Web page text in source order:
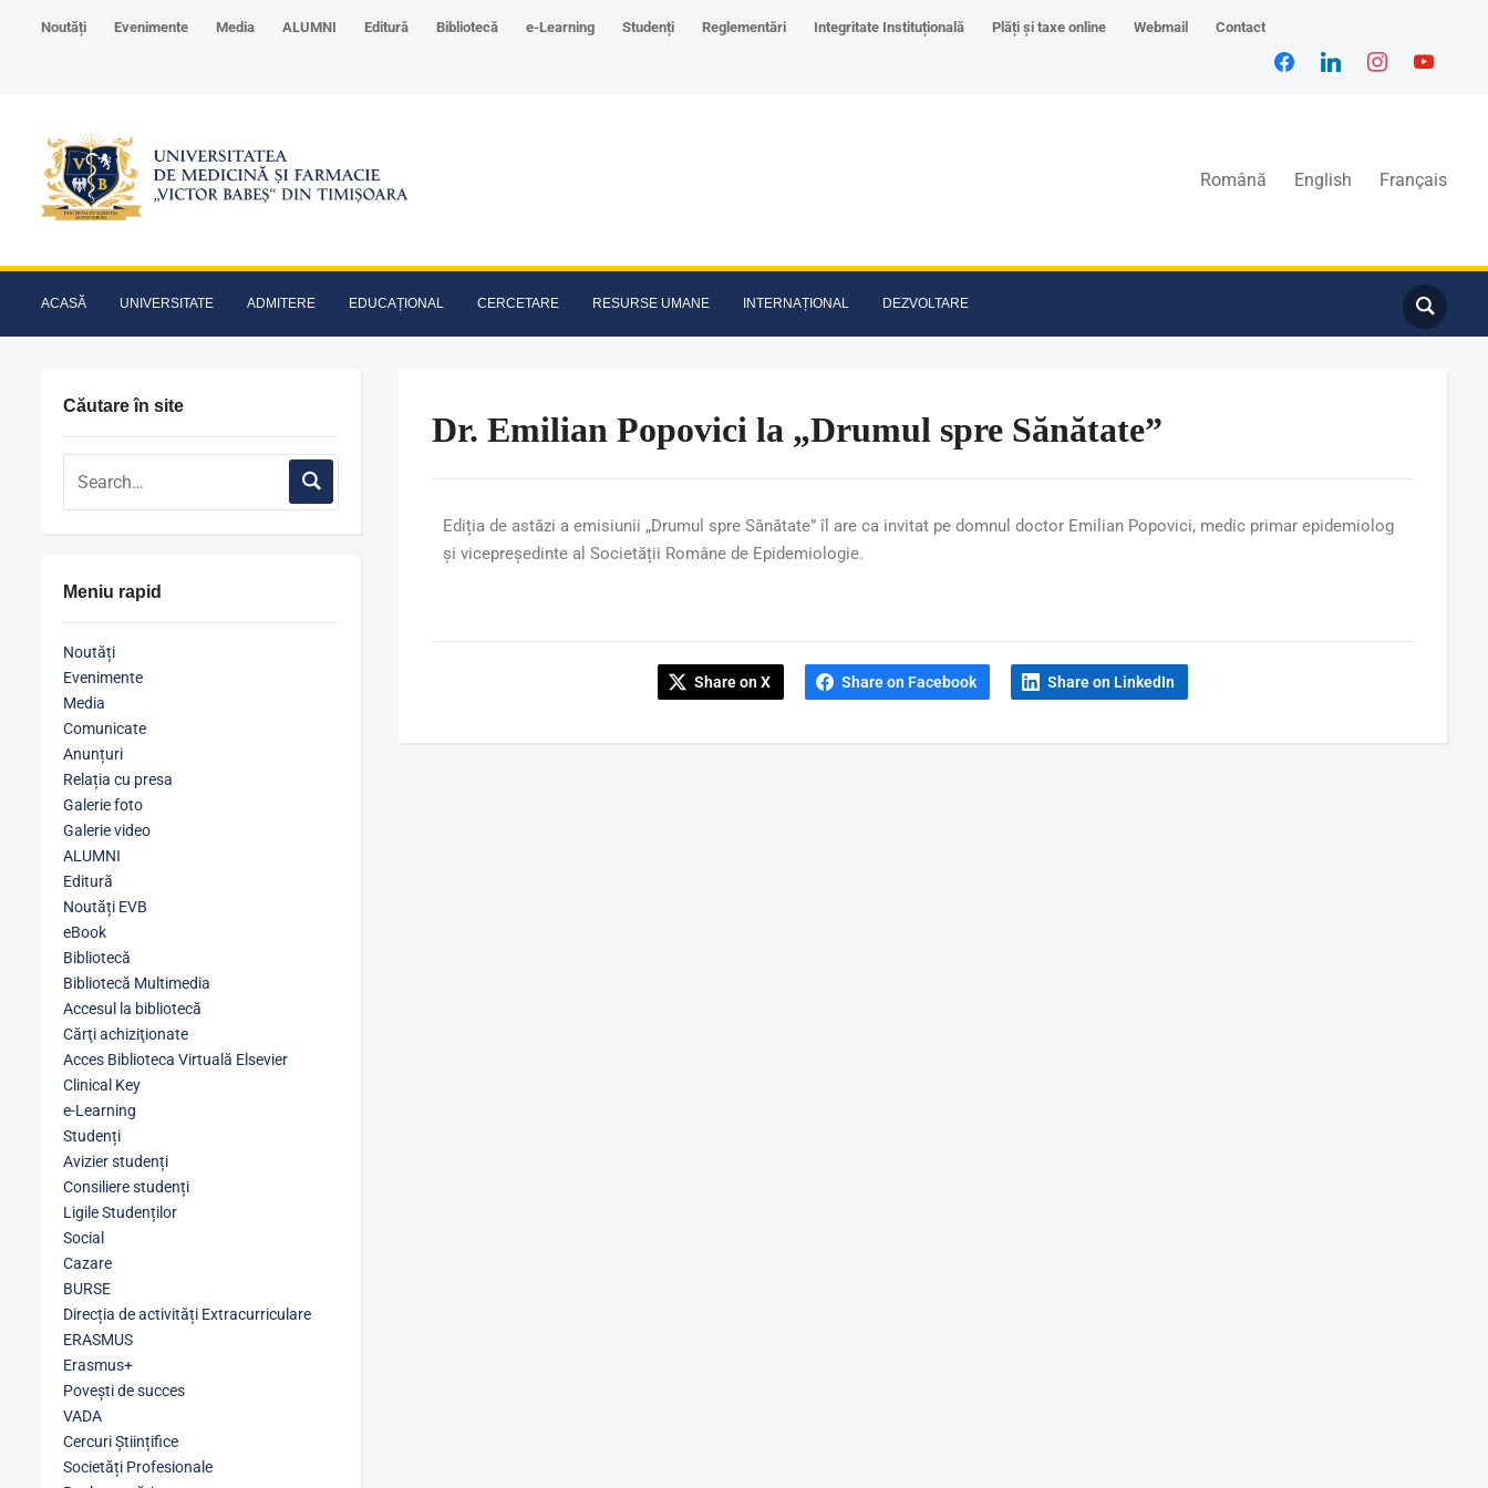
Noutăți Evenimente Media ALUMNI Editură Bibliotecă e-Learning Studenți Reglementări Integritate Instituțională Plăți și taxe online Webmail Contact
Română English Français
ACASĂ UNIVERSITATE ADMITERE EDUCAȚIONAL CERCETARE RESURSE UMANE INTERNAȚIONAL DEZVOLTARE
Căutare în site
Meniu rapid
Noutăți
Evenimente
Media
Comunicate
Anunțuri
Relația cu presa
Galerie foto
Galerie video
ALUMNI
Editură
Noutăți EVB
eBook
Bibliotecă
Bibliotecă Multimedia
Accesul la bibliotecă
Cărţi achiziţionate
Acces Biblioteca Virtuală Elsevier
Clinical Key
e-Learning
Studenți
Avizier studenți
Consiliere studenți
Ligile Studenților
Social
Cazare
BURSE
Direcția de activități Extracurriculare
ERASMUS
Erasmus+
Povești de succes
VADA
Cercuri Științifice
Societăți Profesionale
Dr. Emilian Popovici la „Drumul spre Sănătate”
Ediția de astăzi a emisiunii „Drumul spre Sănătate” îl are ca invitat pe domnul doctor Emilian Popovici, medic primar epidemiolog
și vicepreședinte al Societății Române de Epidemiologie.
Share on X Share on Facebook Share on LinkedIn